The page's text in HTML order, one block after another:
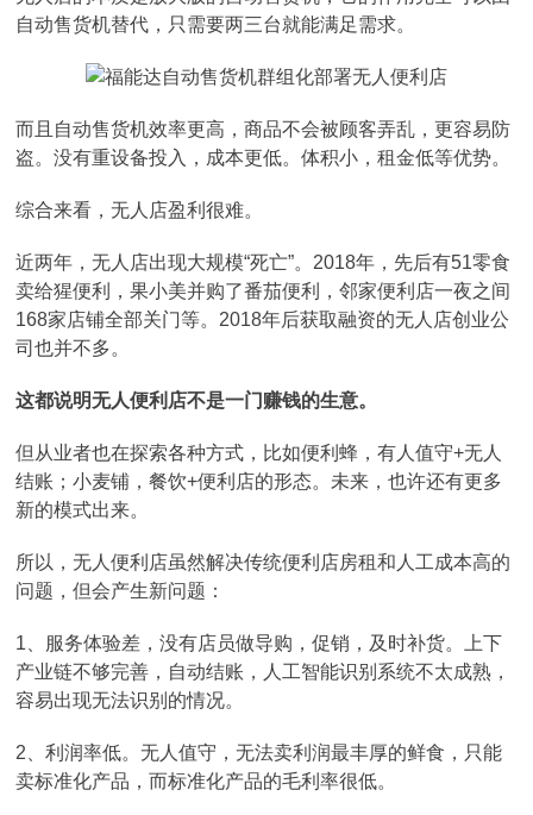
自动售货机替代，只需要两三台就能满足需求。
而且自动售货机效率更高，商品不会被顾客弄乱，更容易防
盗。没有重设备投入，成本更低。体积小，租金低等优势。
综合来看，无人店盈利很难。
近两年，无人店出现大规模“死亡”。2018年，先后有51零食
卖给猩便利，果小美并购了番茄便利，邻家便利店一夜之间
168家店铺全部关门等。2018年后获取融资的无人店创业公
司也并不多。
这都说明无人便利店不是一门赚钱的生意。
但从业者也在探索各种方式，比如便利蜂，有人值守+无人
结账；小麦铺，餐饮+便利店的形态。未来，也许还有更多
新的模式出来。
所以，无人便利店虽然解决传统便利店房租和人工成本高的
问题，但会产生新问题：
1、服务体验差，没有店员做导购，促销，及时补货。上下
产业链不够完善，自动结账，人工智能识别系统不太成熟，
容易出现无法识别的情况。
2、利润率低。无人值守，无法卖利润最丰厚的鲜食，只能
卖标准化产品，而标准化产品的毛利率很低。